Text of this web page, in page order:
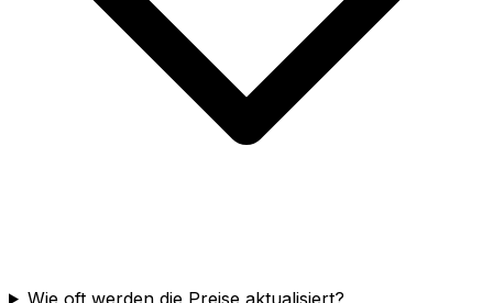
Wie oft werden die Preise aktualisiert?